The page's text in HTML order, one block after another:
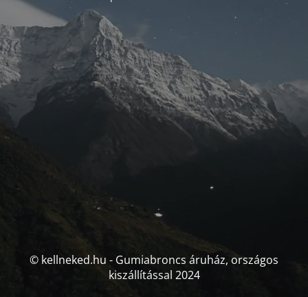
© kellneked.hu - Gumiabroncs áruház, országos
kiszállítással 2024